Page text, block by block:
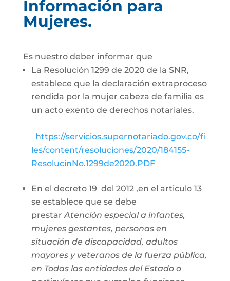
Información para
Mujeres.
Es nuestro deber informar que
La Resolución 1299 de 2020 de la SNR,
establece que la declaración extraproceso
rendida por la mujer cabeza de familia es
un acto exento de derechos notariales.
https://servicios.supernotariado.gov.co/fi
les/content/resoluciones/2020/184155-
ResolucinNo.1299de2020.PDF
En el decreto 19 del 2012 ,en el articulo 13
se establece que se debe
prestarAtención especial a infantes,
mujeres gestantes, personas en
situación de discapacidad, adultos
mayores y veteranos de la fuerza pública,
en Todas las entidades del Estado o